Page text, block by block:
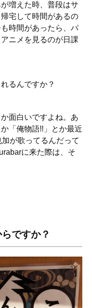
増えた時、普段はサ
宅して時間があるの
時間があったら、パ
ニメを見るのが日課
るんですか？
面白いですよね。あ
「俺物語!!」とか最近
加が歌ってるんだって
に来た際は、そ
ですか？